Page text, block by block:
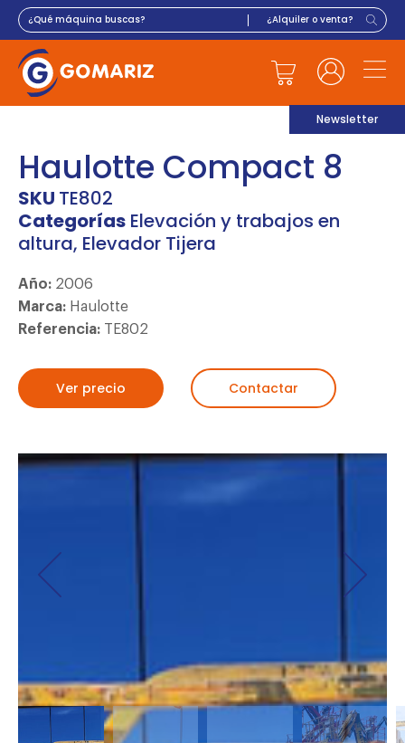
Newsletter
Haulotte Compact 8
SKU TE802
Categorías Elevación y trabajos en
altura, Elevador Tijera
Año: 2006
Marca: Haulotte
Referencia: TE802
Ver precio Contactar